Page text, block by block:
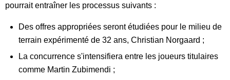
pourrait entraîner les processus suivants :
Des offres appropriées seront étudiées pour le milieu de
terrain expérimenté de 32 ans, Christian Norgaard ;
La concurrence s'intensifiera entre les joueurs titulaires
comme Martin Zubimendi ;